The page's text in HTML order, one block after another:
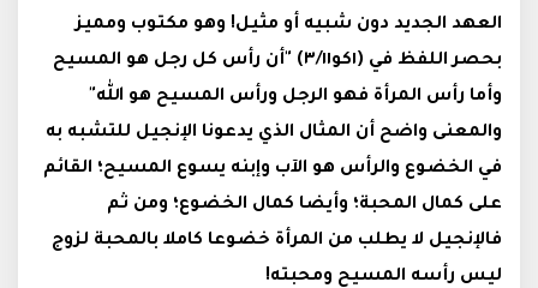
العهد الجديد دون شبيه أو مثيل! وهو مكتوب ومميز
بحصر اللفظ في (١كو٣/١١) "أن رأس كل رجل هو المسيح
وأما رأس المرأة فهو الرجل ورأس المسيح هو الله"
والمعنى واضح أن المثال الذي يدعونا الإنجيل للتشبه به
في الخضوع والرأس هو الآب وإبنه يسوع المسيح؛ القائم
على كمال المحبة؛ وأيضا كمال الخضوع؛ ومن ثم
فالإنجيل لا يطلب من المرأة خضوعا كاملا بالمحبة لزوج
ليس رأسه المسيح ومحبته!